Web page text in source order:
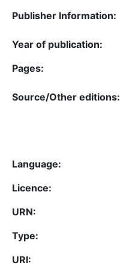
Publisher Information:
Year of publication:
Pages:
Source/Other editions:
Language:
Licence:
URN:
Type:
URI: